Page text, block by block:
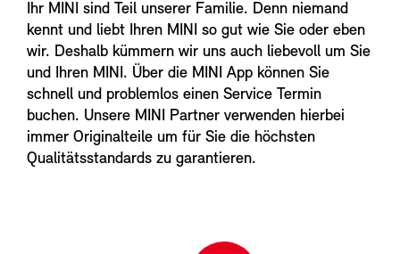
Ihr MINI sind Teil unserer Familie. Denn niemand
kennt und liebt Ihren MINI so gut wie Sie oder eben
wir. Deshalb kümmern wir uns auch liebevoll um Sie
und Ihren MINI. Über die MINI App können Sie
schnell und problemlos einen Service Termin
buchen. Unsere MINI Partner verwenden hierbei
immer Originalteile um für Sie die höchsten
Qualitätsstandards zu garantieren.